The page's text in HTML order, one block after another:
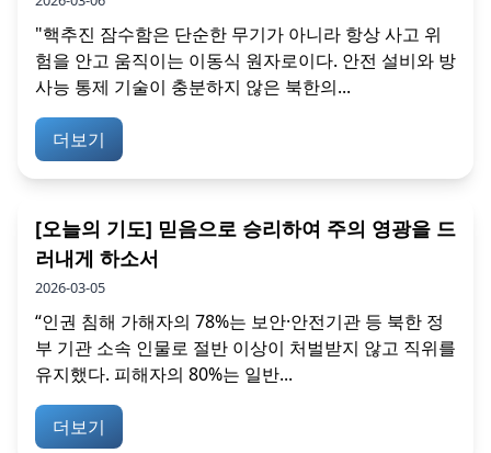
"핵추진 잠수함은 단순한 무기가 아니라 항상 사고 위
험을 안고 움직이는 이동식 원자로이다. 안전 설비와 방
사능 통제 기술이 충분하지 않은 북한의...
더보기
[오늘의 기도] 믿음으로 승리하여 주의 영광을 드
러내게 하소서
2026-03-05
“인권 침해 가해자의 78%는 보안·안전기관 등 북한 정
부 기관 소속 인물로 절반 이상이 처벌받지 않고 직위를
유지했다. 피해자의 80%는 일반...
더보기